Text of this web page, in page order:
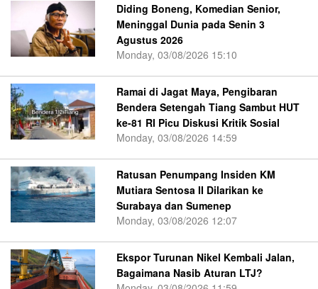
Diding Boneng, Komedian Senior,
Meninggal Dunia pada Senin 3
Agustus 2026
Monday, 03/08/2026 15:10
Ramai di Jagat Maya, Pengibaran
Bendera Setengah Tiang Sambut HUT
ke-81 RI Picu Diskusi Kritik Sosial
Monday, 03/08/2026 14:59
Ratusan Penumpang Insiden KM
Mutiara Sentosa II Dilarikan ke
Surabaya dan Sumenep
Monday, 03/08/2026 12:07
Ekspor Turunan Nikel Kembali Jalan,
Bagaimana Nasib Aturan LTJ?